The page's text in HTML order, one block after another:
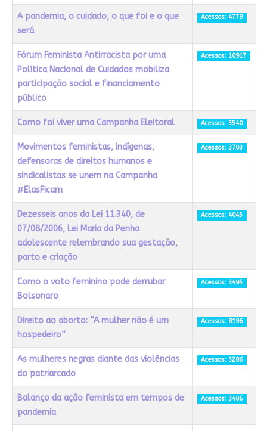
A pandemia, o cuidado, o que foi e o que
será
Acessos: 4779
Fórum Feminista Antirracista por uma
Política Nacional de Cuidados mobiliza
participação social e financiamento
público
Acessos: 10917
Como foi viver uma Campanha Eleitoral Acessos: 3540
Movimentos feministas, indígenas,
defensoras de direitos humanos e
sindicalistas se unem na Campanha
#ElasFicam
Acessos: 3703
Dezesseis anos da Lei 11.340, de
07/08/2006, Lei Maria da Penha
adolescente relembrando sua gestação,
parto e criação
Acessos: 4045
Como o voto feminino pode derrubar
Bolsonaro
Acessos: 3495
Direito ao aborto: “A mulher não é um
hospedeiro”
Acessos: 8196
As mulheres negras diante das violências
do patriarcado
Acessos: 3286
Balanço da ação feminista em tempos de
pandemia
Acessos: 3406